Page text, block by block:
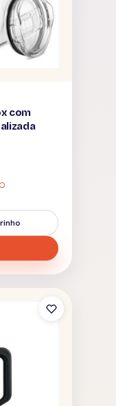
com